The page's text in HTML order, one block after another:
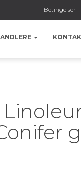
Betingelser